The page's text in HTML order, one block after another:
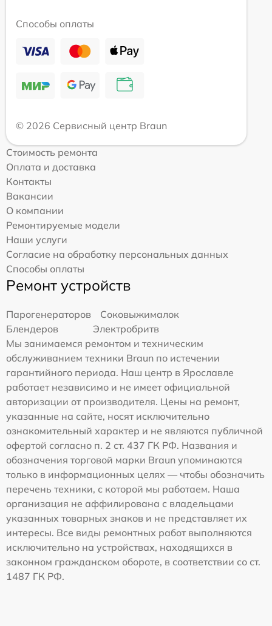
Способы оплаты
© 2026 Сервисный центр Braun
Стоимость ремонта
Оплата и доставка
Контакты
Вакансии
О компании
Ремонтируемые модели
Наши услуги
Согласие на обработку персональных данных
Способы оплаты
Ремонт устройств
Парогенераторов
Соковыжималок
Блендеров
Электробритв
Мы занимаемся ремонтом и техническим
обслуживанием техники Braun по истечении
гарантийного периода. Наш центр в Ярославле
работает независимо и не имеет официальной
авторизации от производителя. Цены на ремонт,
указанные на сайте, носят исключительно
ознакомительный характер и не являются публичной
офертой согласно п. 2 ст. 437 ГК РФ. Названия и
обозначения торговой марки Braun упоминаются
только в информационных целях — чтобы обозначить
перечень техники, с которой мы работаем. Наша
организация не аффилирована с владельцами
указанных товарных знаков и не представляет их
интересы. Все виды ремонтных работ выполняются
исключительно на устройствах, находящихся в
законном гражданском обороте, в соответствии со ст.
1487 ГК РФ.